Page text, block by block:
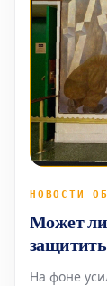
НОВОСТИ
Может ли
На фоне